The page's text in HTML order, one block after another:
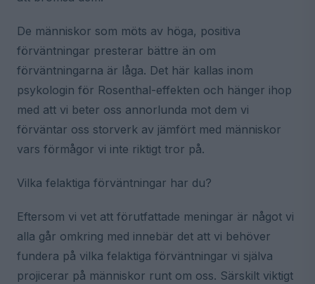
De människor som möts av höga, positiva
förväntningar presterar bättre än om
förväntningarna är låga. Det här kallas inom
psykologin för Rosenthal-effekten och hänger ihop
med att vi beter oss annorlunda mot dem vi
förväntar oss storverk av jämfört med människor
vars förmågor vi inte riktigt tror på.
Vilka felaktiga förväntningar har du?
Eftersom vi vet att förutfattade meningar är något vi
alla går omkring med innebär det att vi behöver
fundera på vilka felaktiga förväntningar vi själva
projicerar på människor runt om oss. Särskilt viktigt